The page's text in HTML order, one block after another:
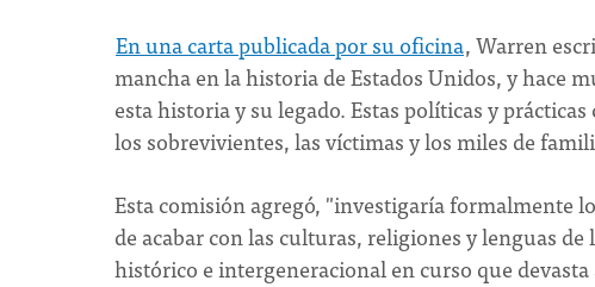
En una carta publicada por su oficina, Warren
mancha en la historia de Estados Unidos, y hace
esta historia y su legado. Estas políticas y
los sobrevivientes, las víctimas y los miles de
Esta comisión agregó, "investigaría formalmente
de acabar con las culturas, religiones y lenguas
histórico e intergeneracional en curso que